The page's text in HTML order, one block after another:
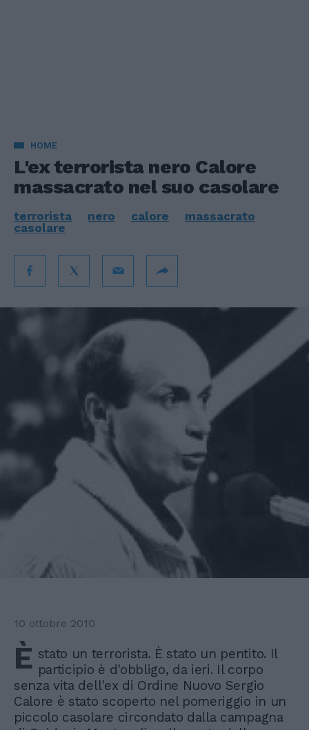
HOME
L'ex terrorista nero Calore
massacrato nel suo casolare
terrorista nero calore
massacrato
casolare
10 ottobre 2010
È stato un terrorista. È stato un pentito. Il
participio è d'obbligo, da ieri. Il corpo
senza vita dell'ex di Ordine Nuovo Sergio
Calore è stato scoperto nel pomeriggio in un
piccolo casolare circondato dalla campagna